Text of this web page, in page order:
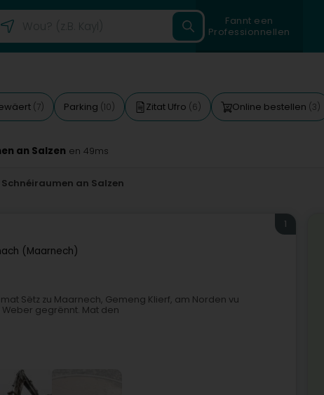
Fannt een
Professionnellen
(7) Parking (10) Zitat Ufro (6) Online bestellen (3)
an Salzen en 49ms
an Salzen
(Maarnech)
1
Sëtz zu Maarnech, Gemeng Klierf, am Norden vu
Weber gegrënnt. Mat den